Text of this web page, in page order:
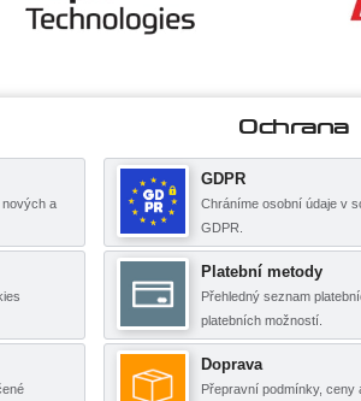
a
Ochrana
GDPR
Chráníme osobní údaje v
GDPR.
Platební metody
Přehledný seznam
platebních možností.
Doprava
Přepravní podmínky, ceny